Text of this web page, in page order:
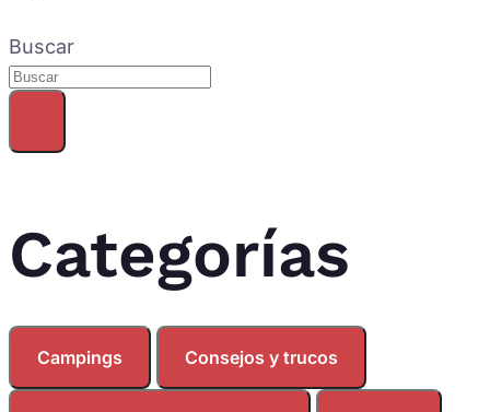
Buscar
Categorías
Campings Consejos y trucos